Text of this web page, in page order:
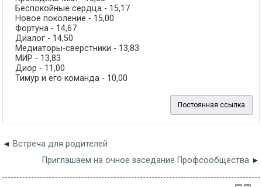
Беспокойные сердца - 15,17
Новое поколение - 15,00
Фортуна - 14,67
Диалог - 14,50
Медиаторы-сверстники - 13,83
МИР - 13,83
Диор - 11,00
Тимур и его команда - 10,00
Постоянная ссылка
Встреча для родителей
Приглашаем на очное заседание Профсообщества